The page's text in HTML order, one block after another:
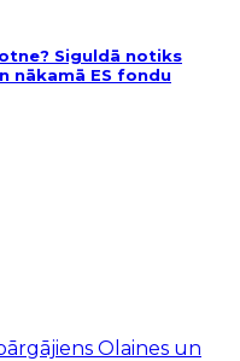
Siguldā notiks
nākamā ES fondu
Olaines un